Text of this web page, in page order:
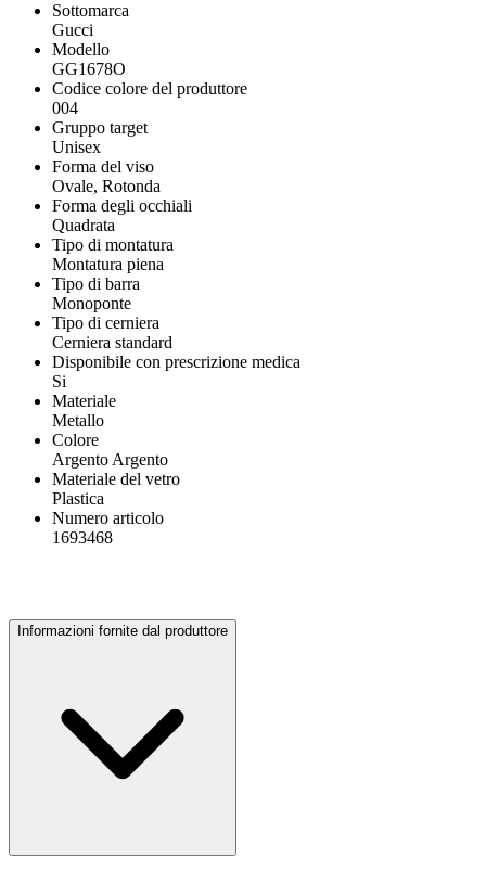
Sottomarca
Gucci
Modello
GG1678O
Codice colore del produttore
004
Gruppo target
Unisex
Forma del viso
Ovale, Rotonda
Forma degli occhiali
Quadrata
Tipo di montatura
Montatura piena
Tipo di barra
Monoponte
Tipo di cerniera
Cerniera standard
Disponibile con prescrizione medica
Si
Materiale
Metallo
Colore
Argento Argento
Materiale del vetro
Plastica
Numero articolo
1693468
Informazioni fornite dal produttore